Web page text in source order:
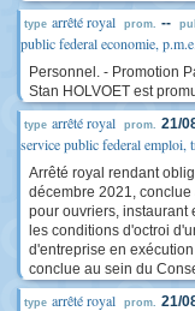
type arrêté royal prom. --
public federal economie,
Personnel. - Promotion
Stan HOLVOET est
type arrêté royal prom. 21/
service public federal emploi,
Arrêté royal rendant
décembre 2021,
pour ouvriers, instaurant
les conditions d'octroi
d'entreprise en
conclue au sein du
type arrêté royal prom. 21/